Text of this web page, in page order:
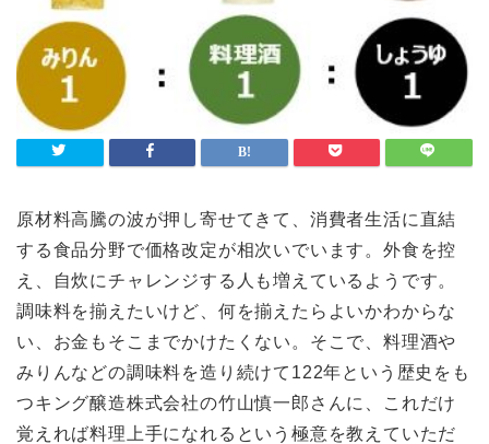
ライフスタイル
Lifestyle
検索
原材料高騰の波が押し寄せてきて、消費者生活に直結
する食品分野で価格改定が相次いでいます。外食を控
え、自炊にチャレンジする人も増えているようです。
調味料を揃えたいけど、何を揃えたらよいかわからな
い、お金もそこまでかけたくない。そこで、料理酒や
みりんなどの調味料を造り続けて122年という歴史をも
つキング醸造株式会社の竹山慎一郎さんに、これだけ
覚えれば料理上手になれるという極意を教えていただ